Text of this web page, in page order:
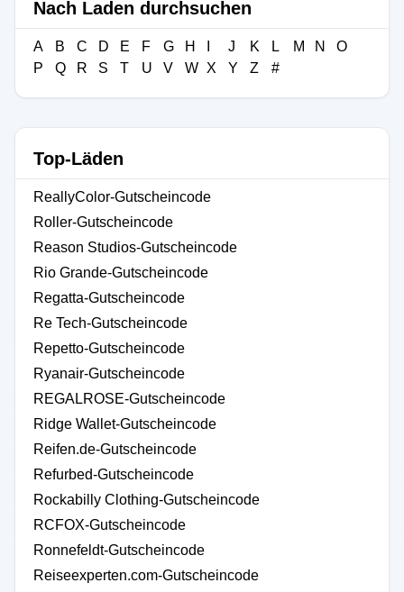
Nach Laden durchsuchen
A B C D E F G H J K L M N
O
P
Q R S T U V W X Y Z #
Top-Läden
ReallyColor-Gutscheincode
Roller-Gutscheincode
Reason Studios-Gutscheincode
Rio Grande-Gutscheincode
Regatta-Gutscheincode
Re Tech-Gutscheincode
Repetto-Gutscheincode
Ryanair-Gutscheincode
REGALROSE-Gutscheincode
Ridge Wallet-Gutscheincode
Reifen.de-Gutscheincode
Refurbed-Gutscheincode
Rockabilly Clothing-Gutscheincode
RCFOX-Gutscheincode
Ronnefeldt-Gutscheincode
Reiseexperten.com-Gutscheincode